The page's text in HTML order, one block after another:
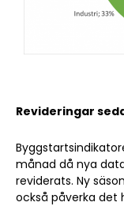
Revideringar
månad då nya
reviderats. Ny
också påverka det